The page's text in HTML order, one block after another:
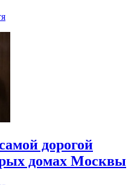
дорогой
домах Москвы